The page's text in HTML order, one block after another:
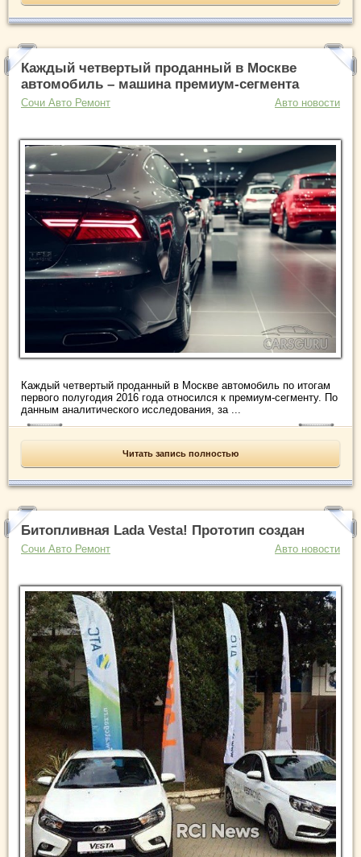
Каждый четвертый проданный в Москве
автомобиль – машина премиум-сегмента
Сочи Авто Ремонт Авто новости
Каждый четвертый проданный в Москве автомобиль по итогам
первого полугодия 2016 года относился к премиум-сегменту. По
данным аналитического исследования, за ...
Читать запись полностью
Битопливная Lada Vesta! Прототип создан
Сочи Авто Ремонт Авто новости